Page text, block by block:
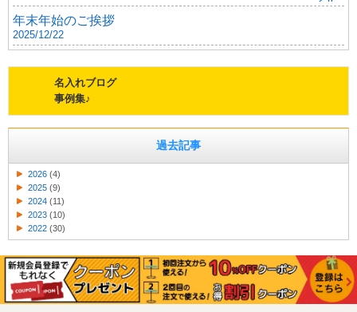
年末年始のご挨拶
2025/12/22
名入れブログ
事例集♪
過去記事
2026 (4)
2025 (9)
2024 (11)
2023 (10)
2022 (30)